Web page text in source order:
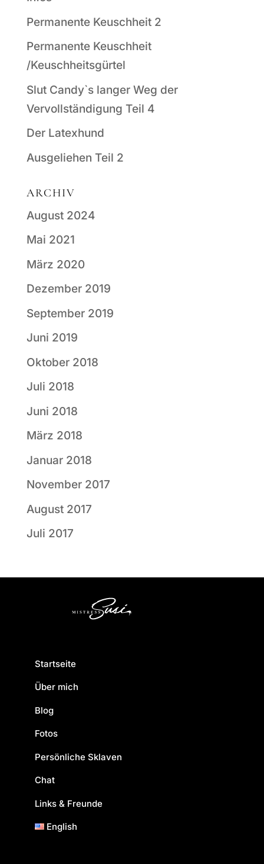
Permanente Keuschheit 2
Permanente Keuschheit
/Keuschheitsgürtel
Slut Candy`s langer Weg der
Vervollständigung Teil 4
Der Latexhund
Ausgeliehen Teil 2
ARCHIV
August 2024
Mai 2021
März 2020
Dezember 2019
September 2019
Juni 2019
Oktober 2018
Juli 2018
Juni 2018
März 2018
Januar 2018
November 2017
August 2017
Juli 2017
Startseite
Über mich
Blog
Fotos
Persönliche Sklaven
Chat
Links & Freunde
English